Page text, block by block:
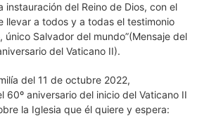
instauración del Reino de Dios, con el
llevar a todos y a todas el testimonio
único Salvador del mundo”(Mensaje del
del Vaticano II).
del 11 de octubre 2022,
60º aniversario del inicio del Vaticano II
la Iglesia que él quiere y espera: